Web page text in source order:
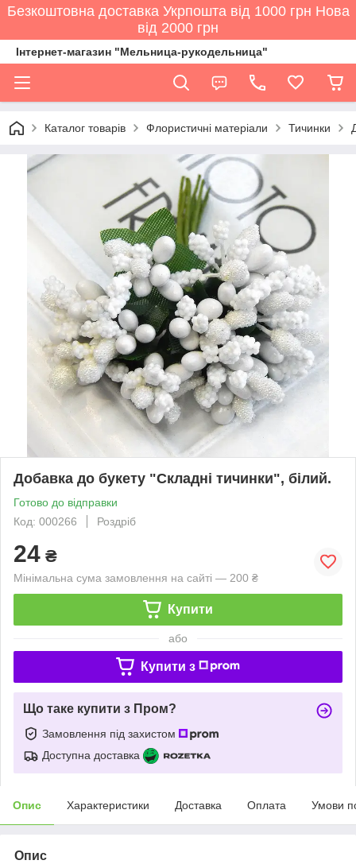
Безкоштовна доставка Укрпошта від 1000 грн Нова
від 2000 грн
Інтернет-магазин "Мельница-рукодельница"
Каталог товарів Флористичні матеріали Тичинки
Добавка до букету "Складні тичинки", білий.
Готово до відправки
Код: 000266
Роздріб
24 ₴
Мінімальна сума замовлення на сайті — 200 ₴
Купити
або
Купити з
Що таке купити з Пром?
Замовлення під захистом
Доступна доставка
Опис Характеристики Доставка Оплата Умови
Опис